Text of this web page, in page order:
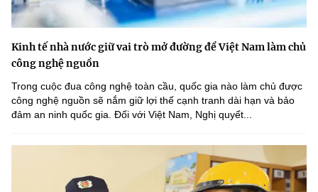
Kinh tế nhà nước giữ vai trò mở đường để Việt Nam làm chủ
công nghệ nguồn
Trong cuộc đua công nghệ toàn cầu, quốc gia nào làm chủ được
công nghệ nguồn sẽ nắm giữ lợi thế cạnh tranh dài hạn và bảo
đảm an ninh quốc gia. Đối với Việt Nam, Nghị quyết...